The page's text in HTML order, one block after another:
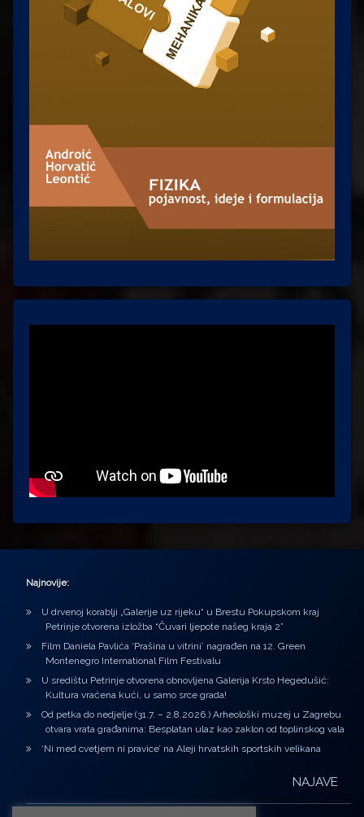
Najnovije:
U drvenoj korablji „Galerije uz rijeku“ u Brestu Pokupskom kraj
Petrinje otvorena izložba “Čuvari ljepote našeg kraja 2”
Film Daniela Pavlića ‘Prašina u vitrini’ nagrađen na 12. Green
Montenegro International Film Festivalu
U središtu Petrinje otvorena obnovljena Galerija Krsto Hegedušić:
Kultura vraćena kući, u samo srce grada!
Od petka do nedjelje (31.7. – 2.8.2026.) Arheološki muzej u Zagrebu
otvara vrata građanima: Besplatan ulaz kao zaklon od toplinskog vala
‘Ni med cvetjem ni pravice’ na Aleji hrvatskih sportskih velikana
NAJAVE